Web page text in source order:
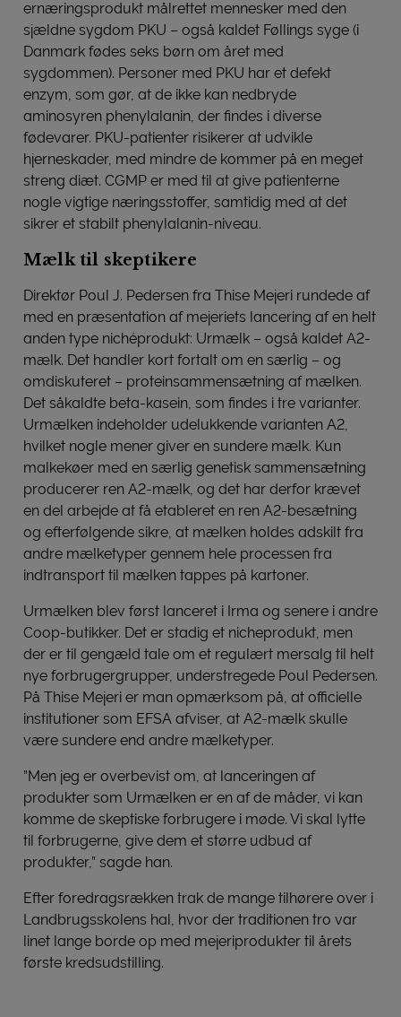
ernæringsprodukt målrettet mennesker med den
sjældne sygdom PKU – også kaldet Føllings syge (i
Danmark fødes seks børn om året med
sygdommen). Personer med PKU har et defekt
enzym, som gør, at de ikke kan nedbryde
aminosyren phenylalanin, der findes i diverse
fødevarer. PKU-patienter risikerer at udvikle
hjerneskader, med mindre de kommer på en meget
streng diæt. CGMP er med til at give patienterne
nogle vigtige næringsstoffer, samtidig med at det
sikrer et stabilt phenylalanin-niveau.
Mælk til skeptikere
Direktør Poul J. Pedersen fra Thise Mejeri rundede af
med en præsentation af mejeriets lancering af en helt
anden type nichéprodukt: Urmælk – også kaldet A2-
mælk. Det handler kort fortalt om en særlig – og
omdiskuteret – proteinsammensætning af mælken.
Det såkaldte beta-kasein, som findes i tre varianter.
Urmælken indeholder udelukkende varianten A2,
hvilket nogle mener giver en sundere mælk. Kun
malkekøer med en særlig genetisk sammensætning
producerer ren A2-mælk, og det har derfor krævet
en del arbejde at få etableret en ren A2-besætning
og efterfølgende sikre, at mælken holdes adskilt fra
andre mælketyper gennem hele processen fra
indtransport til mælken tappes på kartoner.
Urmælken blev først lanceret i Irma og senere i andre
Coop-butikker. Det er stadig et nicheprodukt, men
der er til gengæld tale om et regulært mersalg til helt
nye forbrugergrupper, understregede Poul Pedersen.
På Thise Mejeri er man opmærksom på, at officielle
institutioner som EFSA afviser, at A2-mælk skulle
være sundere end andre mælketyper.
”Men jeg er overbevist om, at lanceringen af
produkter som Urmælken er en af de måder, vi kan
komme de skeptiske forbrugere i møde. Vi skal lytte
til forbrugerne, give dem et større udbud af
produkter,” sagde han.
Efter foredragsrækken trak de mange tilhørere over i
Landbrugsskolens hal, hvor der traditionen tro var
linet lange borde op med mejeriprodukter til årets
første kredsudstilling.